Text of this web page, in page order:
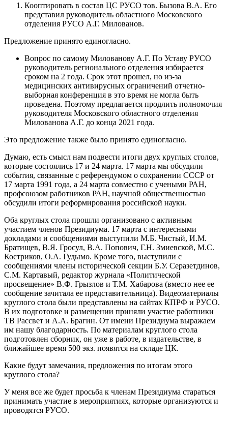
Кооптировать в состав ЦС РУСО тов. Бызова В.А. Его
представил руководитель областного Московского
отделения РУСО А.Г. Милованов.
Предложение принято единогласно.
Вопрос по самому Милованову А.Г. По Уставу РУСО
руководитель регионального отделения избирается
сроком на 2 года. Срок этот прошел, но из-за
медицинских антивирусных ограничений отчетно-
выборная конференция в это время не могла быть
проведена. Поэтому предлагается продлить полномочия
руководителя Московского областного отделения
Милованова А.Г. до конца 2021 года.
Это предложение также было принято единогласно.
Думаю, есть смысл нам подвести итоги двух круглых столов,
которые состоялись 17 и 24 марта. 17 марта мы обсудили
события, связанные с референдумом о сохранении СССР от
17 марта 1991 года, а 24 марта совместно с учеными РАН,
профсоюзом работников РАН, научной общественностью
обсудили итоги реформирования российской науки.
Оба круглых стола прошли организовано с активным
участием членов Президиума. 17 марта с интересными
докладами и сообщениями выступили М.Б. Чистый, И.М.
Братищев, В.Я. Гросул, В.А. Попович, Г.Н. Змиевской, М.С.
Костриков, О.А. Гудымо. Кроме того, выступили с
сообщениями члены исторической секции Б.У. Серазетдинов,
С.М. Картавый, редактор журнала «Политической
просвещение» В.Ф. Грызлов и Т.М. Хабарова (вместо нее ее
сообщение зачитала ее представительница). Видеоматериалы
круглого стола были представлены на сайтах КПРФ и РУСО.
В их подготовке и размещении приняли участие работники
ТВ Рассвет и А.А. Брагин. От имени Президиума выражаем
им нашу благодарность. По материалам круглого стола
подготовлен сборник, он уже в работе, в издательстве, в
ближайшее время 500 экз. появятся на складе ЦК.
Какие будут замечания, предложения по итогам этого
круглого стола?
У меня все же будет просьба к членам Президиума стараться
принимать участие в мероприятиях, которые организуются и
проводятся РУСО.